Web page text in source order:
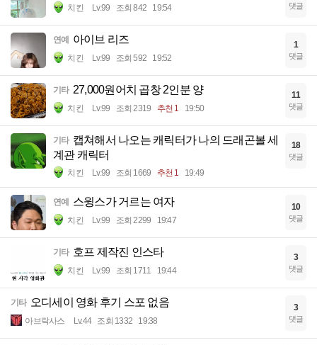
치킨 Lv.99 조회 842 19:54 댓글
연예 아이브 리즈
치킨 Lv.99 조회 592 19:52
1
댓글
기타 27,000원어치 곱창 2인분 양
치킨 Lv.99 조회 2319 추천 1 19:50
11
댓글
기타 캡쳐해서 나오는 캐릭터가 나의 드래곤볼 세
계관 캐릭터
치킨 Lv.99 조회 1669 추천 1 19:49
18
댓글
연예 스윙스가 거르는 여자
치킨 Lv.99 조회 2299 19:47
10
댓글
기타 호프 제작진 인스타
치킨 Lv.99 조회 1711 19:44
3
댓글
기타 오디세이 영화 후기 스포 없음
아브락사스 Lv.44 조회 1332 19:38
3
댓글